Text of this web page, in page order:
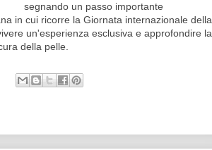
segnando un passo importante
in cui ricorre la Giornata internazionale della
un'esperienza esclusiva e approfondire la
della pelle.